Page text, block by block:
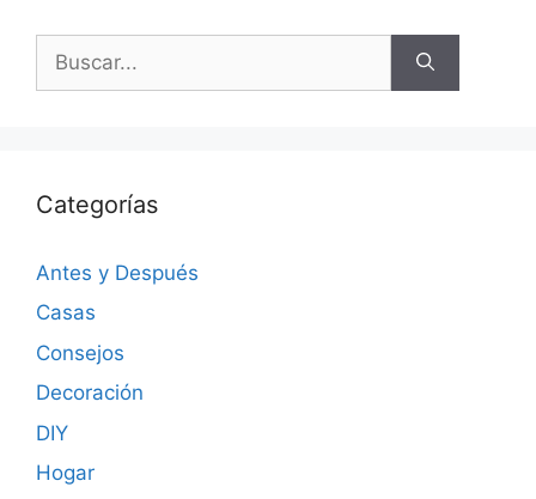
Categorías
Antes y Después
Casas
Consejos
Decoración
DIY
Hogar